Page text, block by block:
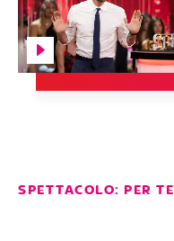
SPETTACOLO: PER TE